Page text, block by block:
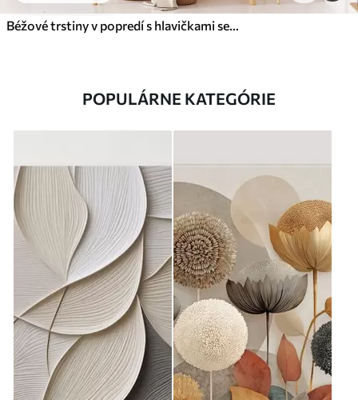
Béžové trstiny v popredí s hlavičkami semien, mäkké a jemné , rozmazané pozadie a svetlá obloha
POPULÁRNE KATEGÓRIE